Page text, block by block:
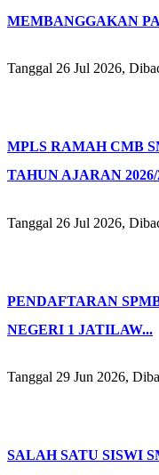
MEMBANGGAKAN
Tanggal 26 Jul 2026,
MPLS RAMAH CMB
TAHUN AJARAN 2026/
Tanggal 26 Jul 2026,
PENDAFTARAN
NEGERI 1 JATILAW...
Tanggal 29 Jun 2026,
SALAH SATU SISWI